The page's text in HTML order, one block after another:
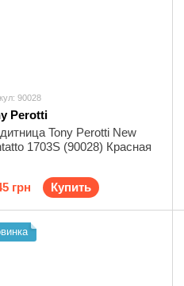
90028
Perotti
Tony Perotti New
1703S (90028) Красная
грн Купить